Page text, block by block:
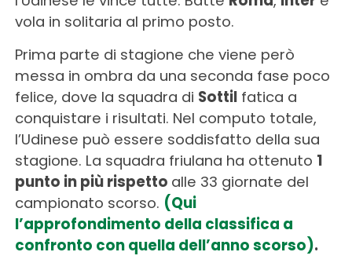
vola in solitaria al primo posto.
Prima parte di stagione che viene però
messa in ombra da una seconda fase poco
felice, dove la squadra di Sottilfatica a
conquistare i risultati. Nel computo totale,
l’Udinese può essere soddisfatto della sua
stagione. La squadra friulana ha ottenuto 1
punto in più rispetto alle 33 giornate del
campionato scorso. (Qui
l’approfondimento della classifica a
confronto con quella dell’anno scorso).